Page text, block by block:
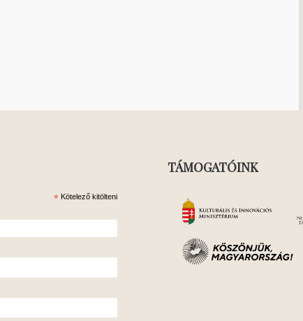
* Kötelező kitölteni
TÁMOGATÓINK